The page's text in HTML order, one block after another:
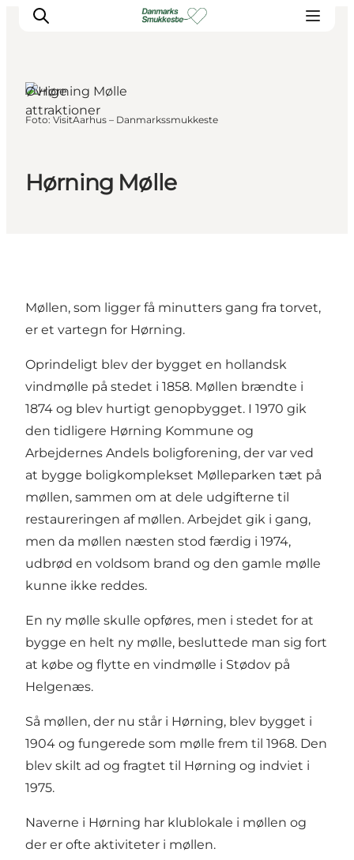
Det sker
Hørning Mølle
Øvrige
attraktioner
Foto: VisitAarhus – Danmarkssmukkeste
Møllen, som ligger få minutters gang fra torvet,
er et vartegn for Hørning.
Oprindeligt blev der bygget en hollandsk
vindmølle på stedet i 1858. Møllen brændte i
1874 og blev hurtigt genopbygget. I 1970 gik
den tidligere Hørning Kommune og
Arbejdernes Andels boligforening, der var ved
at bygge boligkomplekset Mølleparken tæt på
møllen, sammen om at dele udgifterne til
restaureringen af møllen. Arbejdet gik i gang,
men da møllen næsten stod færdig i 1974,
udbrød en voldsom brand og den gamle mølle
kunne ikke reddes.
En ny mølle skulle opføres, men i stedet for at
bygge en helt ny mølle, besluttede man sig fort
at købe og flytte en vindmølle i Stødov på
Helgenæs.
Så møllen, der nu står i Hørning, blev bygget i
1904 og fungerede som mølle frem til 1968. Den
blev skilt ad og fragtet til Hørning og indviet i
1975.
Naverne i Hørning har klublokale i møllen og
der er ofte aktiviteter i møllen.